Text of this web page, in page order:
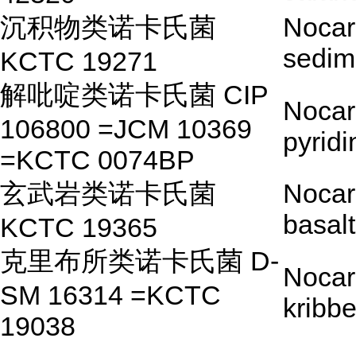
沉积物类诺卡氏菌
KCTC 19271
解吡啶类诺卡氏菌 CIP
106800 =JCM 10369
=KCTC 0074BP
玄武岩类诺卡氏菌
KCTC 19365
克里布所类诺卡氏菌 D-
SM 16314 =KCTC
19038